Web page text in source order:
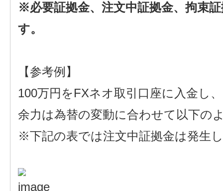
※必要証拠金、注文中証拠金、拘束
す。
【参考例】
100万円をFXネオ取引口座に入金し
余力は為替の変動に合わせて以下の
※下記の表では注文中証拠金は発生